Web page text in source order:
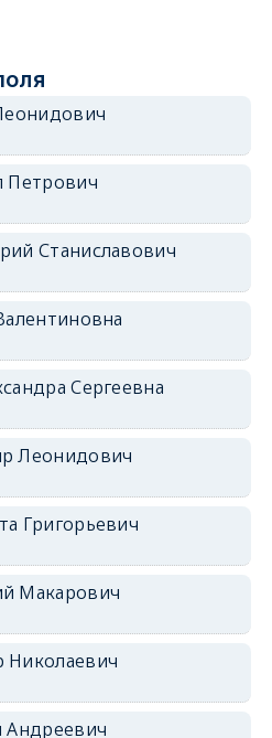
Петрович
Станиславович
Сергеевна
Леонидович
Григорьевич
Макарович
Андреевич